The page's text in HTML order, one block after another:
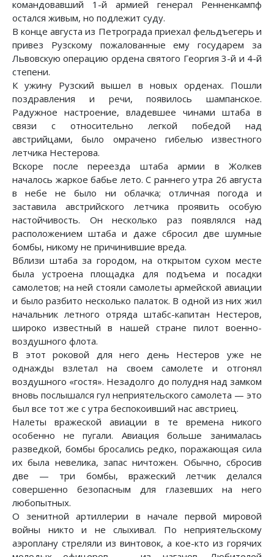
командовавший 1-й армией генерал Ренненкампф
остался живым, но подлежит суду.
В конце августа из Петрограда приехал фельдъегерь и
привез Рузскому пожалованные ему государем за
Львовскую операцию ордена святого Георгия 3-й и 4-й
степени.
К ужину Рузский вышел в новых орденах. Пошли
поздравления и речи, появилось шампанское.
Радужное настроение, владевшее чинами штаба в
связи с относительно легкой победой над
австрийцами, было омрачено гибелью известного
летчика Нестерова.
Вскоре после переезда штаба армии в Жолкев
началось жаркое бабье лето. С раннего утра 26 августа
в небе не было ни облачка; отличная погода и
заставила австрийского летчика проявить особую
настойчивость. Он несколько раз появлялся над
расположением штаба и даже сбросил две шумные
бомбы, никому не причинившие вреда.
Вблизи штаба за городом, на открытом сухом месте
была устроена площадка для подъема и посадки
самолетов; на ней стояли самолеты армейской авиации
и было разбито несколько палаток. В одной из них жил
начальник летного отряда штабс-капитан Нестеров,
широко известный в нашей стране пилот военно-
воздушного флота.
В этот роковой для него день Нестеров уже не
однажды взлетал на своем самолете и отгонял
воздушного «гостя». Незадолго до полудня над замком
вновь послышался гул неприятельского самолета — это
был все тот же с утра беспокоивший нас австриец.
Налеты вражеской авиации в те времена никого
особенно не пугали. Авиация больше занималась
разведкой, бомбы бросались редко, поражающая сила
их была невелика, запас ничтожен. Обычно, сбросив
две — три бомбы, вражеский летчик делался
совершенно безопасным для глазевших на него
любопытных.
О зенитной артиллерии в начале первой мировой
войны никто и не слыхивал. По неприятельскому
аэроплану стреляли из винтовок, а кое-кто из горячих